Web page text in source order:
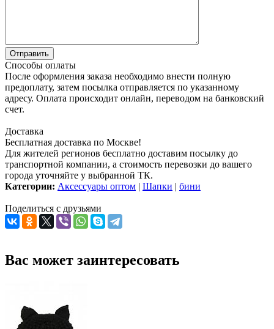
Способы оплаты
После оформления заказа необходимо внести полную
предоплату, затем посылка отправляется по указанному
адресу. Оплата происходит онлайн, переводом на банковский
счет.
Доставка
Бесплатная доставка по Москве!
Для жителей регионов бесплатно доставим посылку до
транспортной компании, а стоимость перевозки до вашего
города уточняйте у выбранной ТК.
Категории: Аксессуары оптом | Шапки | бини
Поделиться с друзьями
Вас может заинтересовать